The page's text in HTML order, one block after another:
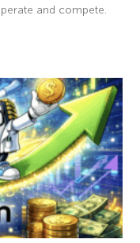
and compete.